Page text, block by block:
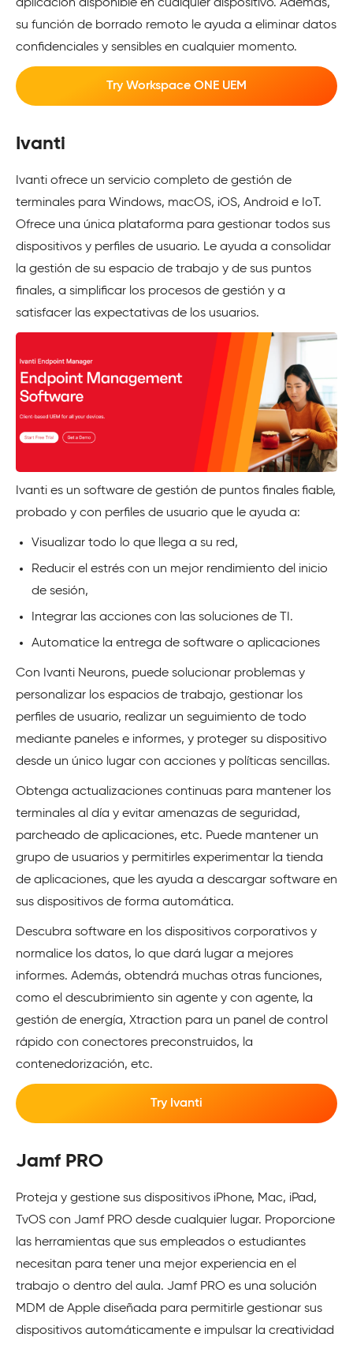
aplicación disponible en cualquier dispositivo. Además,
su función de borrado remoto le ayuda a eliminar datos
confidenciales y sensibles en cualquier momento.
Try Workspace ONE UEM
Ivanti
Ivanti ofrece un servicio completo de gestión de
terminales para Windows, macOS, iOS, Android e IoT.
Ofrece una única plataforma para gestionar todos sus
dispositivos y perfiles de usuario. Le ayuda a consolidar
la gestión de su espacio de trabajo y de sus puntos
finales, a simplificar los procesos de gestión y a
satisfacer las expectativas de los usuarios.
Ivanti es un software de gestión de puntos finales fiable,
probado y con perfiles de usuario que le ayuda a:
Visualizar todo lo que llega a su red,
Reducir el estrés con un mejor rendimiento del inicio
de sesión,
Integrar las acciones con las soluciones de TI.
Automatice la entrega de software o aplicaciones
Con Ivanti Neurons, puede solucionar problemas y
personalizar los espacios de trabajo, gestionar los
perfiles de usuario, realizar un seguimiento de todo
mediante paneles e informes, y proteger su dispositivo
desde un único lugar con acciones y políticas sencillas.
Obtenga actualizaciones continuas para mantener los
terminales al día y evitar amenazas de seguridad,
parcheado de aplicaciones, etc. Puede mantener un
grupo de usuarios y permitirles experimentar la tienda
de aplicaciones, que les ayuda a descargar software en
sus dispositivos de forma automática.
Descubra software en los dispositivos corporativos y
normalice los datos, lo que dará lugar a mejores
informes. Además, obtendrá muchas otras funciones,
como el descubrimiento sin agente y con agente, la
gestión de energía, Xtraction para un panel de control
rápido con conectores preconstruidos, la
contenedorización, etc.
Try Ivanti
Jamf PRO
Proteja y gestione sus dispositivos iPhone, Mac, iPad,
TvOS con Jamf PRO desde cualquier lugar. Proporcione
las herramientas que sus empleados o estudiantes
necesitan para tener una mejor experiencia en el
trabajo o dentro del aula. Jamf PRO es una solución
MDM de Apple diseñada para permitirle gestionar sus
dispositivos automáticamente e impulsar la creatividad